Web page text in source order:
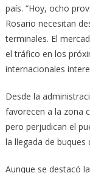
país. “Hoy, ocho
Rosario necesitan
terminales. El
el tráfico en los
internacionales
Desde la
favorecen a la zona
pero perjudican el
la llegada de buques
Aunque se destacó